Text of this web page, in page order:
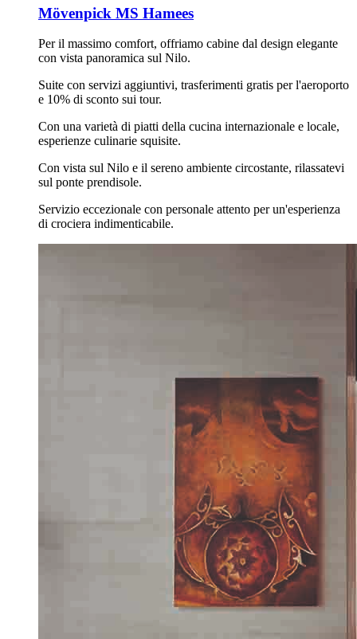
Mövenpick MS Hamees
Per il massimo comfort, offriamo cabine dal design elegante
con vista panoramica sul Nilo.
Suite con servizi aggiuntivi, trasferimenti gratis per l'aeroporto
e 10% di sconto sui tour.
Con una varietà di piatti della cucina internazionale e locale,
esperienze culinarie squisite.
Con vista sul Nilo e il sereno ambiente circostante, rilassatevi
sul ponte prendisole.
Servizio eccezionale con personale attento per un'esperienza
di crociera indimenticabile.